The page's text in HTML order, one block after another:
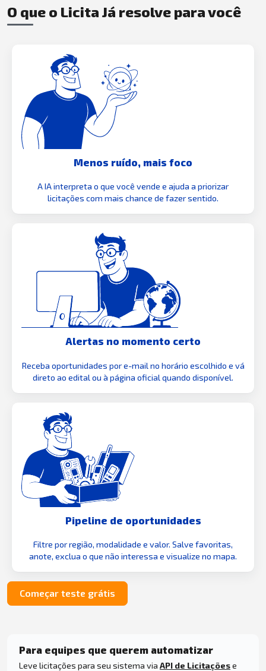
O que o Licita Já resolve para você
Menos ruído, mais foco
A IA interpreta o que você vende e ajuda a priorizar
licitações com mais chance de fazer sentido.
Alertas no momento certo
Receba oportunidades por e-mail no horário escolhido e vá
direto ao edital ou à página oficial quando disponível.
Pipeline de oportunidades
Filtre por região, modalidade e valor. Salve favoritas,
anote, exclua o que não interessa e visualize no mapa.
Começar teste grátis
Para equipes que querem automatizar
Leve licitações para seu sistema via API de Licitaçõese